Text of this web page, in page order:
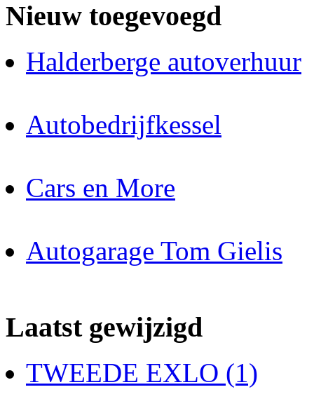
Nieuw toegevoegd
Halderberge autoverhuur
Autobedrijfkessel
Cars en More
Autogarage Tom Gielis
Laatst gewijzigd
TWEEDE EXLO (1)